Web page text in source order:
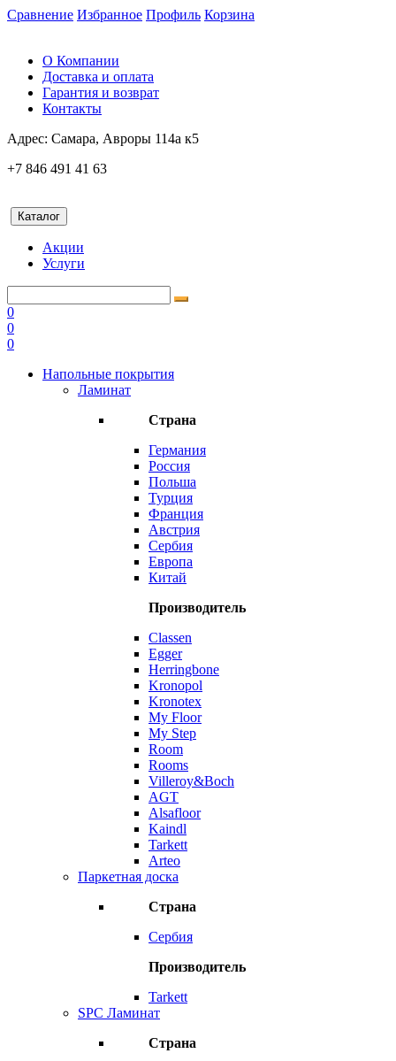
Сравнение Избранное Профиль Корзина
О Компании
Доставка и оплата
Гарантия и возврат
Контакты
Адрес: Самара, Авроры 114а к5
+7 846 491 41 63
Каталог
Акции
Услуги
0
0
0
Напольные покрытия
Ламинат
Страна
Германия
Россия
Польша
Турция
Франция
Австрия
Сербия
Европа
Китай
Производитель
Classen
Egger
Herringbone
Kronopol
Kronotex
My Floor
My Step
Room
Rooms
Villeroy&Boch
AGT
Alsafloor
Kaindl
Tarkett
Arteo
Паркетная доска
Страна
Сербия
Производитель
Tarkett
SPC Ламинат
Страна